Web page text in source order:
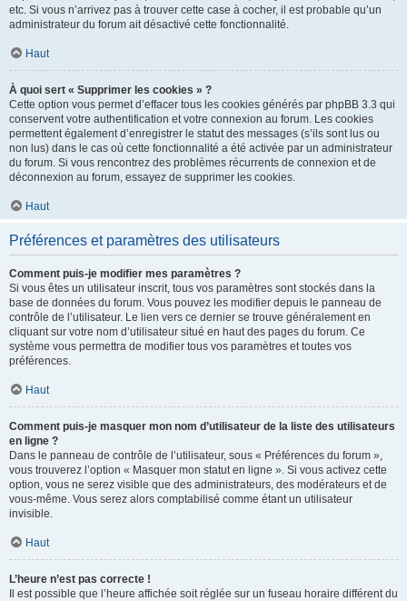
etc. Si vous n’arrivez pas à trouver cette case à cocher, il est probable qu’un
administrateur du forum ait désactivé cette fonctionnalité.
Haut
À quoi sert « Supprimer les cookies » ?
Cette option vous permet d’effacer tous les cookies générés par phpBB 3.3 qui
conservent votre authentification et votre connexion au forum. Les cookies
permettent également d’enregistrer le statut des messages (s’ils sont lus ou
non lus) dans le cas où cette fonctionnalité a été activée par un administrateur
du forum. Si vous rencontrez des problèmes récurrents de connexion et de
déconnexion au forum, essayez de supprimer les cookies.
Haut
Préférences et paramètres des utilisateurs
Comment puis-je modifier mes paramètres ?
Si vous êtes un utilisateur inscrit, tous vos paramètres sont stockés dans la
base de données du forum. Vous pouvez les modifier depuis le panneau de
contrôle de l’utilisateur. Le lien vers ce dernier se trouve généralement en
cliquant sur votre nom d’utilisateur situé en haut des pages du forum. Ce
système vous permettra de modifier tous vos paramètres et toutes vos
préférences.
Haut
Comment puis-je masquer mon nom d’utilisateur de la liste des utilisateurs
en ligne ?
Dans le panneau de contrôle de l’utilisateur, sous « Préférences du forum »,
vous trouverez l’option « Masquer mon statut en ligne ». Si vous activez cette
option, vous ne serez visible que des administrateurs, des modérateurs et de
vous-même. Vous serez alors comptabilisé comme étant un utilisateur
invisible.
Haut
L’heure n’est pas correcte !
Il est possible que l’heure affichée soit réglée sur un fuseau horaire différent du